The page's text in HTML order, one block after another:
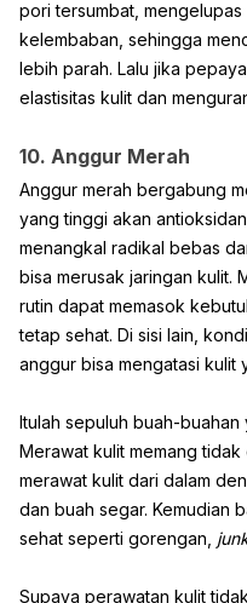
pori tersumbat,
kelembaban, sehingga
lebih parah. Lalu jika
elastisitas kulit dan
10. Anggur Merah
Anggur merah bergabung
yang tinggi akan
menangkal radikal bebas
bisa merusak jaringan kulit.
rutin dapat memasok
tetap sehat. Di sisi lain,
anggur bisa mengatasi kulit
Itulah sepuluh buah-
Merawat kulit memang
merawat kulit dari dalam
dan buah segar. Kemudian
sehat seperti gorengan,
Supaya perawatan kulit